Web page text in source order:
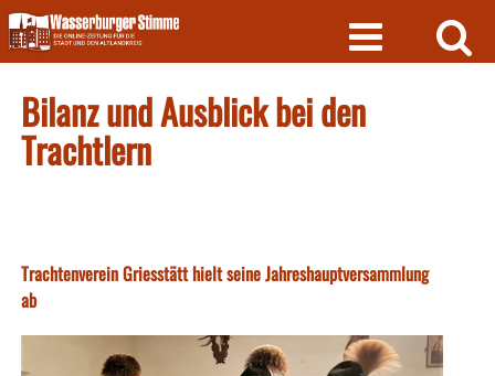
Skip
to
content
Bilanz und Ausblick bei den
Trachtlern
Trachtenverein Griesstätt hielt seine Jahreshauptversammlung
ab